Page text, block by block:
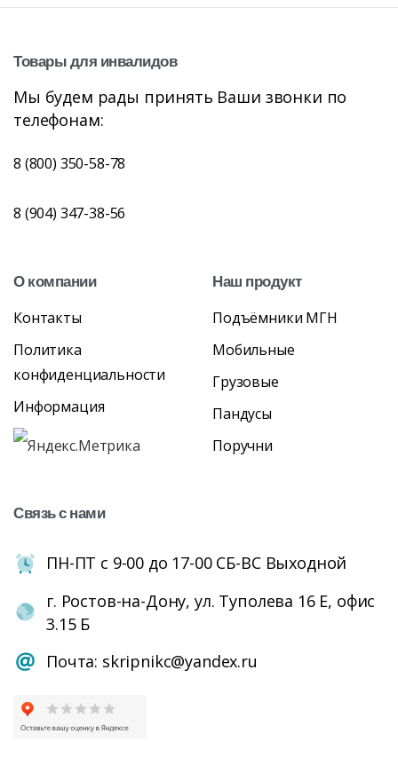
Товарыдля инвалидов
Мы будем рады принять Ваши звонки по
телефонам:
8 (800) 350-58-78
8 (904) 347-38-56
Окомпании
Контакты
Политика
конфиденциальности
Информация
Наш продукт
Подъёмники МГН
Мобильные
Грузовые
Пандусы
Поручни
Связьснами
ПН-ПТ с 9-00 до 17-00 СБ-ВС Выходной
г. Ростов-на-Дону, ул. Туполева 16 Е, офис
3.15 Б
Почта: skripnikc@yandex.ru